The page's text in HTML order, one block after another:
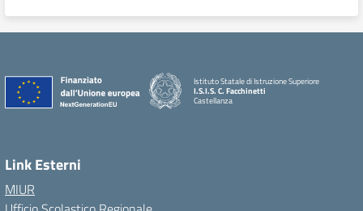
Istituto Statale di Istruzione Superiore
I.S.I.S. C. Facchinetti
Castellanza
Link Esterni
MIUR